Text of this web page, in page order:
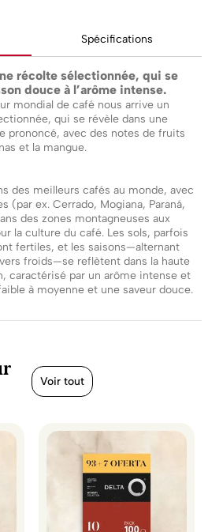
Spécifications
récolte sélectionnée, qui se
douce à l’arôme intense.
mondial de café nous arrive un
qui se révèle dans une
prononcé, avec des notes de fruits
et la mangue.
des meilleurs cafés au monde, avec
(par ex. Cerrado, Mogiana, Paraná,
des zones montagneuses aux
la culture du café. Les sols, parfois
fertiles, et les saisons—alternant
froids—se reflètent dans la haute
caractérisé par un arôme intense et
à moyenne et une saveur douce.
Voir tout